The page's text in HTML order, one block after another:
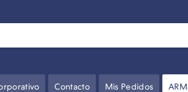
Contacto Mis Pedidos